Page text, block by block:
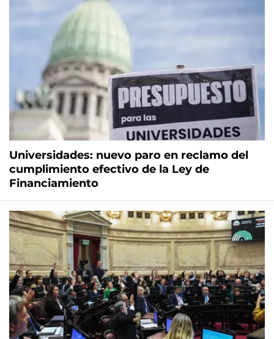
Universidades: nuevo paro en reclamo del
cumplimiento efectivo de la Ley de
Financiamiento